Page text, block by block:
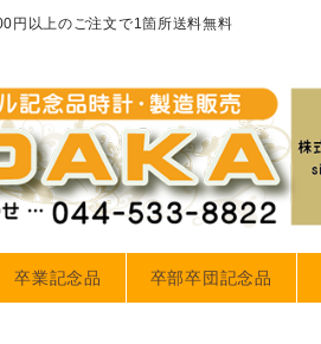
円以上のご注文で1箇所送料無料
卒業記念品 卒部卒団記念品